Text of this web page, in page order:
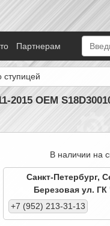
Партнерам
ступицей
OEM
В наличии на
Санкт-Петербург,
Березовая ул.
+7 (952) 213-31-13